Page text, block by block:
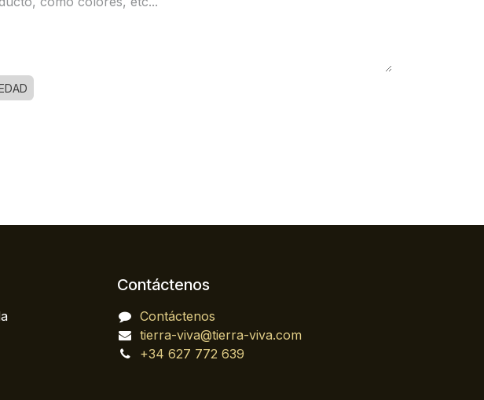
Contáctenos
Contáctenos
tierra-viva@tierra-viva.com
+34 627 772 639